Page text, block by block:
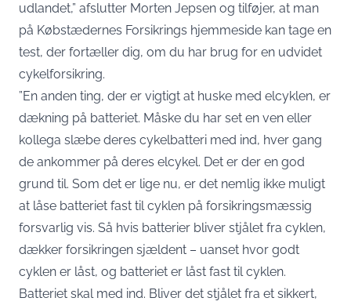
udlandet,” afslutter Morten Jepsen og tilføjer, at man
på Købstædernes Forsikrings hjemmeside kan tage en
test, der fortæller dig, om du har brug for en udvidet
cykelforsikring.
”En anden ting, der er vigtigt at huske med elcyklen, er
dækning på batteriet. Måske du har set en ven eller
kollega slæbe deres cykelbatteri med ind, hver gang
de ankommer på deres elcykel. Det er der en god
grund til. Som det er lige nu, er det nemlig ikke muligt
at låse batteriet fast til cyklen på forsikringsmæssig
forsvarlig vis. Så hvis batterier bliver stjålet fra cyklen,
dækker forsikringen sjældent – uanset hvor godt
cyklen er låst, og batteriet er låst fast til cyklen.
Batteriet skal med ind. Bliver det stjålet fra et sikkert,